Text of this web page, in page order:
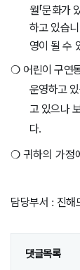
월「문화가
하고 있습
영이 될 수
❍ 어린이 구연
운영하고
고 있으나
다.
❍ 귀하의 가정
담당부서 : 진해
댓글목록